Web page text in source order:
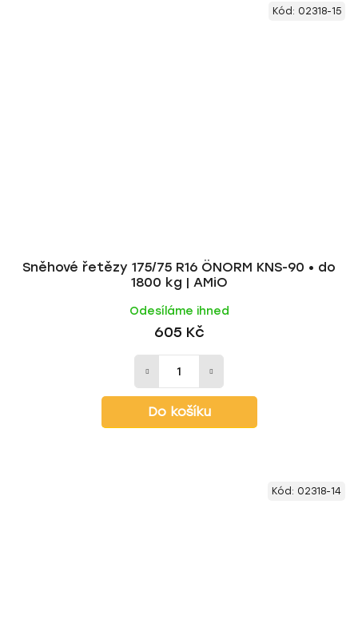
Sněhové řetězy 175/75 R16 ÖNORM KNS-90 • do
1800 kg | AMiO
Odesíláme ihned
605 Kč
Do košíku
Kód: 02318-15
Kód: 02318-14